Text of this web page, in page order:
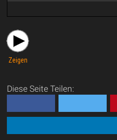
Zeigen
Diese Seite Teilen: